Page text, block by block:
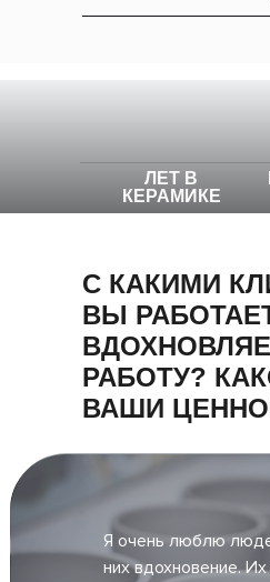
ЛЕТ В
КЕРАМИКЕ
С КАКИМИ
ВЫ
РАБОТУ?
ВАШИ
Я очень люблю
них вдохновение.